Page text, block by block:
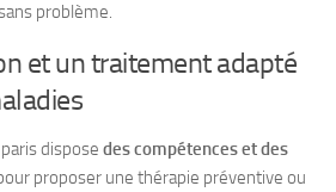
problème.
et un traitement adapté
dispose des compétences et des
proposer une thérapie préventive ou